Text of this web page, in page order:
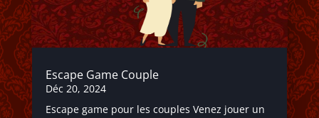
Escape Game Couple
Déc 20, 2024
Escape game pour les couples Venez jouer un